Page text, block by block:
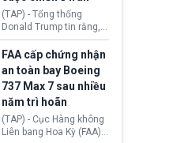
5 năm.
(TAP) - Tổng thống
Donald Trump tin rằng, 2
tập đoàn dầu khí
ExxonMobil và Chevron
đã thu về lợi nhuận quá
lớn nhờ giá dầu tăng
mạnh suốt thời gian Hoa
Kỳ xảy ra xung đột ở
Iran. Trên cơ sở đó, lãnh
đạo Nhà Trắng kêu gọi
các doanh nghiệp cần
FAA cấp chứng nhận
an toàn bay Boeing
737 Max 7 sau nhiều
năm trì hoãn
(TAP) - Cục Hàng không
Liên bang Hoa Kỳ (FAA)